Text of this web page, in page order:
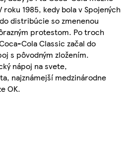
1985, kedy bola v Spojených
distribúcie so zmenenou
protestom. Po troch
Cola Classic začal do
s pôvodným zložením.
nápoj na svete,
najznámejší medzinárodne
OK.